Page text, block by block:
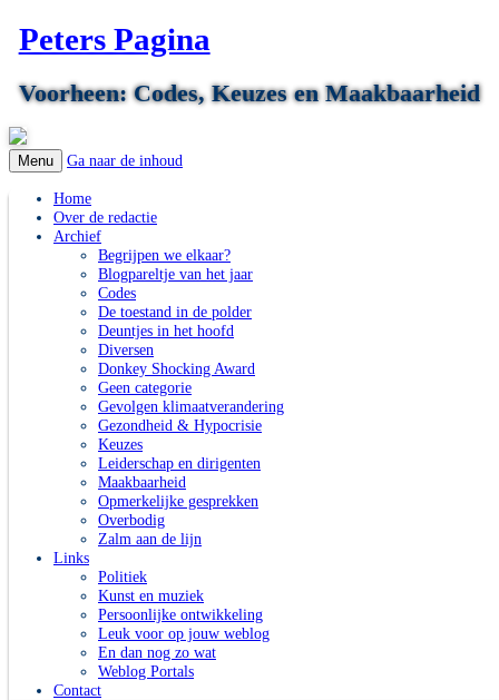
Peters Pagina
Voorheen: Codes, Keuzes en Maakbaarheid
Menu Ga naar de inhoud
Home
Over de redactie
Archief
Begrijpen we elkaar?
Blogpareltje van het jaar
Codes
De toestand in de polder
Deuntjes in het hoofd
Diversen
Donkey Shocking Award
Geen categorie
Gevolgen klimaatverandering
Gezondheid & Hypocrisie
Keuzes
Leiderschap en dirigenten
Maakbaarheid
Opmerkelijke gesprekken
Overbodig
Zalm aan de lijn
Links
Politiek
Kunst en muziek
Persoonlijke ontwikkeling
Leuk voor op jouw weblog
En dan nog zo wat
Weblog Portals
Contact